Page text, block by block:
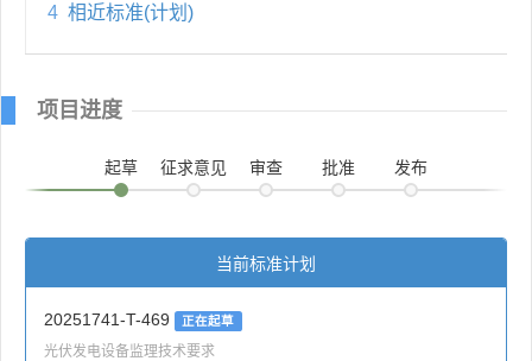
4 相近标准(计划)
项目进度
起草 征求意见 审查 批准 发布
当前标准计划
20251741-T-469 正在起草
光伏发电设备监理技术要求